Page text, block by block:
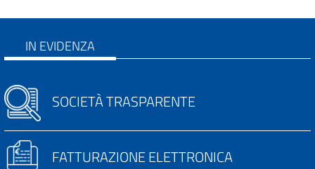
IN EVIDENZA
SOCIETÀ TRASPARENTE
FATTURAZIONE ELETTRONICA